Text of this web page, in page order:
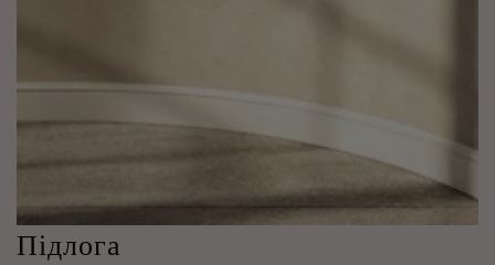
Підлога